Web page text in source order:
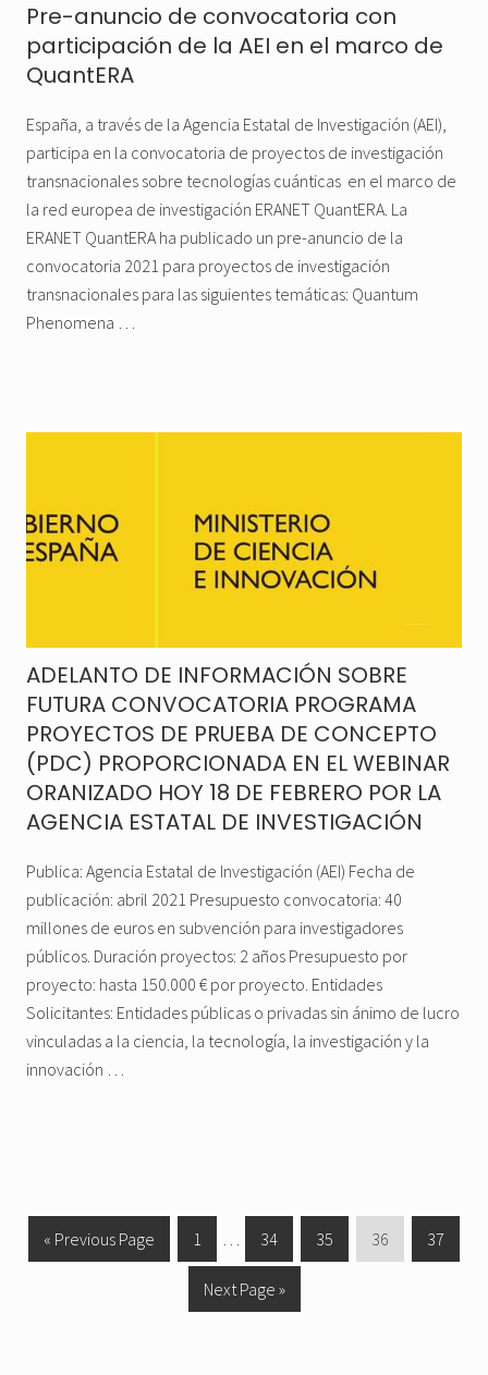
Pre-anuncio de convocatoria con
participación de la AEI en el marco de
QuantERA
España, a través de la Agencia Estatal de Investigación (AEI),
participa en la convocatoria de proyectos de investigación
transnacionales sobre tecnologías cuánticas en el marco de
la red europea de investigación ERANET QuantERA. La
ERANET QuantERA ha publicado un pre-anuncio de la
convocatoria 2021 para proyectos de investigación
transnacionales para las siguientes temáticas: Quantum
Phenomena …
ADELANTO DE INFORMACIÓN SOBRE
FUTURA CONVOCATORIA PROGRAMA
PROYECTOS DE PRUEBA DE CONCEPTO
(PDC) PROPORCIONADA EN EL WEBINAR
ORANIZADO HOY 18 DE FEBRERO POR LA
AGENCIA ESTATAL DE INVESTIGACIÓN
Publica: Agencia Estatal de Investigación (AEI) Fecha de
publicación: abril 2021 Presupuesto convocatoria: 40
millones de euros en subvención para investigadores
públicos. Duración proyectos: 2 años Presupuesto por
proyecto: hasta 150.000 € por proyecto. Entidades
Solicitantes: Entidades públicas o privadas sin ánimo de lucro
vinculadas a la ciencia, la tecnología, la investigación y la
innovación …
« G
o
Previous Page
G
o
1
Interim
pages
omitted
…
G
o
t
34
G
o
35
G
o
36
G
o
37
G
o
Next Page »